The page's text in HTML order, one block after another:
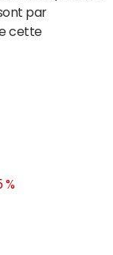
par
cette
%